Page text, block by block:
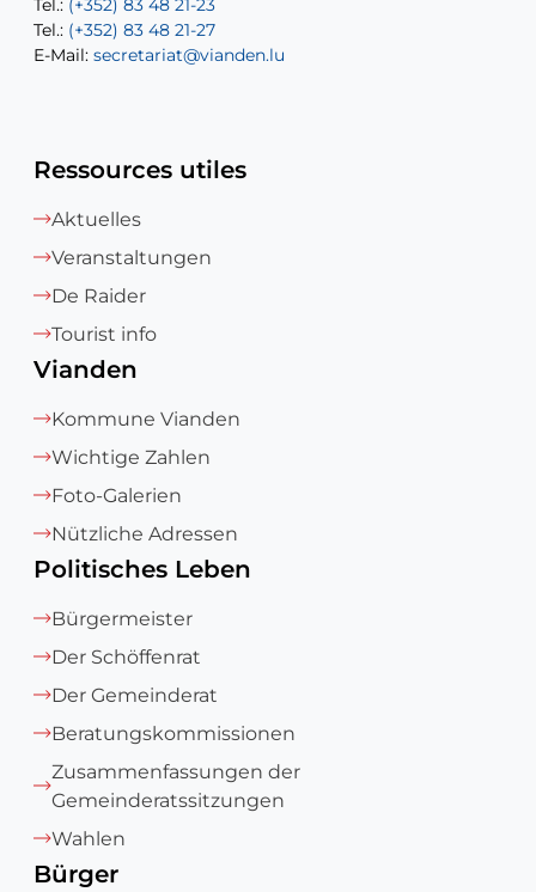
Tel.: (+352) 83 48 21-23
Tel.: (+352) 83 48 21-27
E-Mail: secretariat@vianden.lu
Tel.: (+352) 83 48 21-22
E-Mail:sofia.carvalho@vianden.lu
E-Mail: diane.storn@vianden.lu
Ressources utiles
Aktuelles
Veranstaltungen
De Raider
Tourist info
Vianden
Kommune Vianden
Wichtige Zahlen
Foto-Galerien
Nützliche Adressen
Politisches Leben
Bürgermeister
Der Schöffenrat
Der Gemeinderat
Beratungskommissionen
Zusammenfassungen der
Gemeinderatssitzungen
Wahlen
Bürger